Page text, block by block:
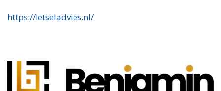
https://letseladvies.nl/